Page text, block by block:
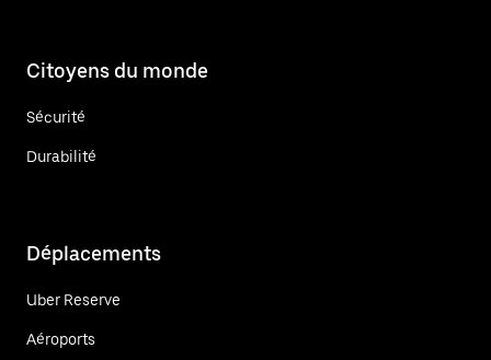
Citoyens du monde
Sécurité
Durabilité
Déplacements
Uber Reserve
Aéroports